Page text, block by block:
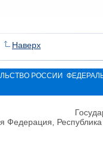
Наверх
РОССИИ
Федерация,